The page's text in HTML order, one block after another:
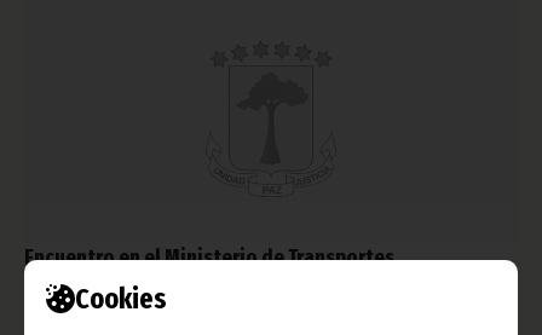
Cookies
Encuentro en el Ministerio de Transportes
octubre 22, 2016